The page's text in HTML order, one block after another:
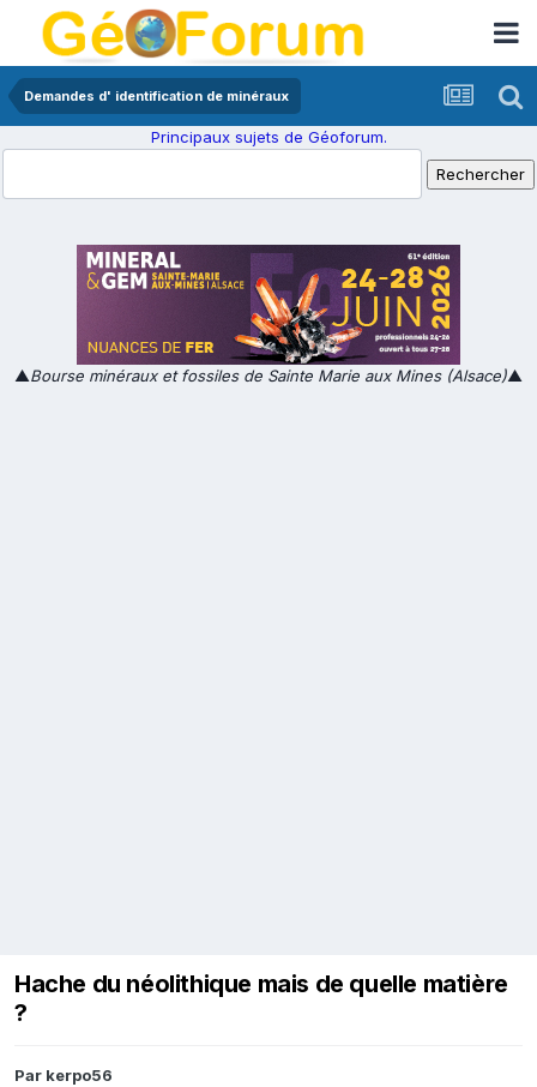
Demandes d' identification de minéraux
Principaux sujets de Géoforum.
▲Bourse minéraux et fossiles de Sainte Marie aux Mines (Alsace)▲
Hache du néolithique mais de quelle matière
?
Par kerpo56